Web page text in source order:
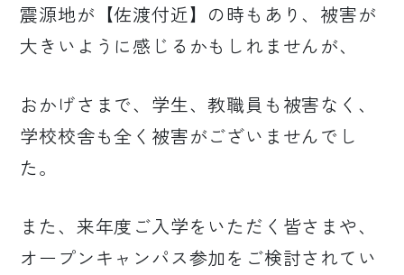
震源地が【佐渡付近】の時もあり、被害が
大きいように感じるかもしれませんが、
おかげさまで、学生、教職員も被害なく、
学校校舎も全く被害がございませんでし
た。
また、来年度ご入学をいただく皆さまや、
オープンキャンパス参加をご検討されてい